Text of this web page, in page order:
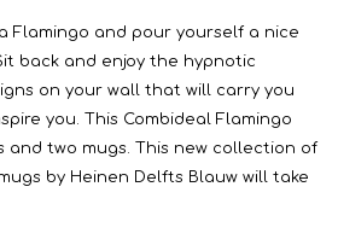
Flamingo and pour yourself a nice
back and enjoy the hypnotic
on your wall that will carry you
you. This Combideal Flamingo
and two mugs. This new collection of
by Heinen Delfts Blauw will take